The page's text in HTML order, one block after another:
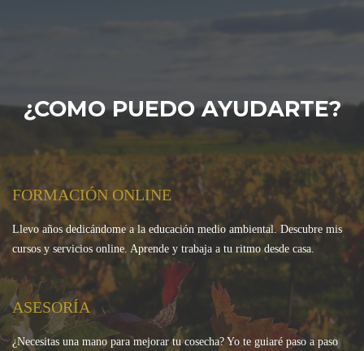
¿COMO PUEDO AYUDARTE?
FORMACIÓN ONLINE
Llevo años dedicándome a la educación medio ambiental. Descubre mis
cursos y servicios online. Aprende y trabaja a tu ritmo desde casa.
ASESORÍA
¿Necesitas una mano para mejorar tu cosecha? Yo te guiaré paso a paso